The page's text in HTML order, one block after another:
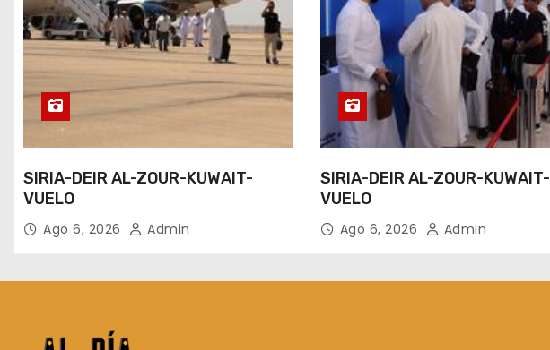
SIRIA-DEIR AL-ZOUR-KUWAIT-
VUELO
Ago 6, 2026 Admin
SIRIA-DEIR AL-ZOUR-KUWAIT-
VUELO
Ago 6, 2026 Admin